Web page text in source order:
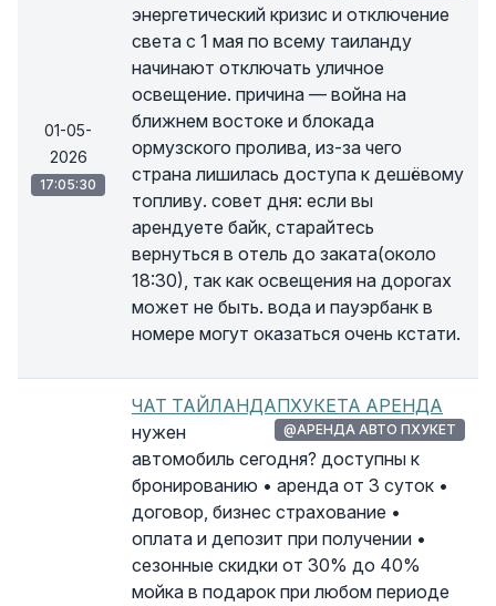
01-05-
2026
17:05:30
энергетический кризис и отключение
света с 1 мая по всему таиланду
начинают отключать уличное
освещение. причина — война на
ближнем востоке и блокада
ормузского пролива, из-за чего
страна лишилась доступа к дешёвому
топливу. совет дня: если вы
арендуете байк, старайтесь
вернуться в отель до заката(около
18:30), так как освещения на дорогах
может не быть. вода и пауэрбанк в
номере могут оказаться очень кстати.
ЧАТ ТАЙЛАНДАПХУКЕТА АРЕНДА
@АРЕНДА АВТО ПХУКЕТ
нужен
автомобиль сегодня? доступны к
бронированию • аренда от 3 суток •
договор, бизнес страхование •
оплата и депозит при получении •
сезонные скидки от 30% до 40%
мойка в подарок при любом периоде